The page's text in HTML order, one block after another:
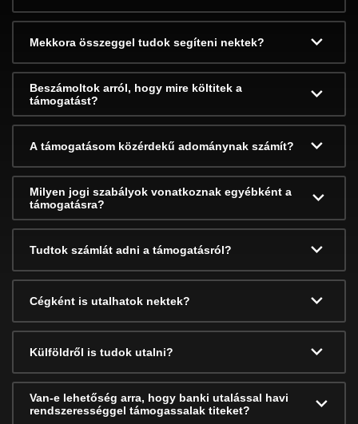
Mekkora összeggel tudok segíteni nektek?
Beszámoltok arról, hogy mire költitek a
támogatást?
A támogatásom közérdekű adománynak számít?
Milyen jogi szabályok vonatkoznak egyébként a
támogatásra?
Tudtok számlát adni a támogatásról?
Cégként is utalhatok nektek?
Külföldről is tudok utalni?
Van-e lehetőség arra, hogy banki utalással havi
rendszerességgel támogassalak titeket?